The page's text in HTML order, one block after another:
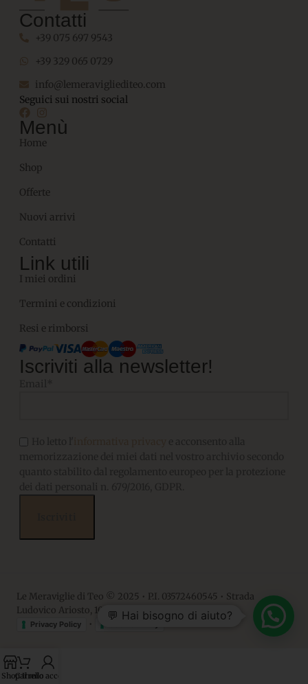
Contatti
+39 075 697 9543
+39 329 065 0729
info@lemeravigliediteo.com
Seguici sui nostri social
Menù
Home
Shop
Offerte
Nuovi arrivi
Contatti
Link utili
I miei ordini
Termini e condizioni
Resi e rimborsi
Iscriviti alla newsletter!
Le Meraviglie di Teo © 2025 • P.I. 03572460545 • Strada
Ludovico Ariosto, 10 • 06063, Magione PG
Privacy Policy •
ShopCarrello
Il mio account
💬 Hai bisogno di aiuto?